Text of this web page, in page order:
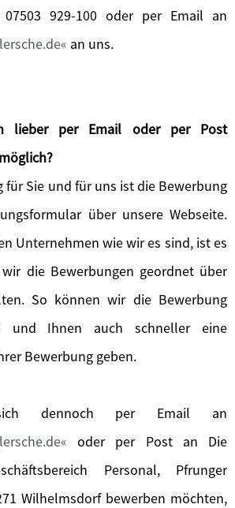
929-100 oder per Email an
an uns.
lieber per Email oder per Post
für Sie und für uns ist die Bewerbung
über unsere Webseite.
Unternehmen wie wir es sind, ist es
die Bewerbungen geordnet über
So können wir die Bewerbung
und Ihnen auch schneller eine
Bewerbung geben.
dennoch per Email an
oder per Post an Die
Personal, Pfrunger
Wilhelmsdorf bewerben möchten,